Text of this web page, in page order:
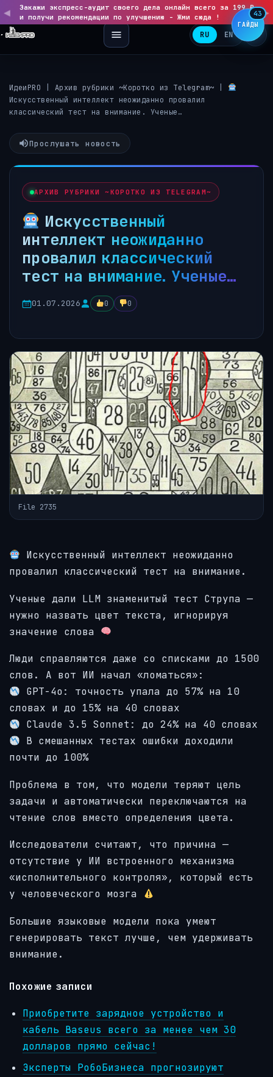
◀
Закажи экспресс-аудит своего дела онлайн всего за 199 ₽
и получи рекомендации по улучшению - Жми сюда !
▶
RU EN
ИдеиPRO Архив рубрики ~Коротко из Telegram~
Искусственный интеллект неожиданно провалил
классический тест на внимание. Ученые…
Прослушать новость
АРХИВ РУБРИКИ ~КОРОТКО ИЗ TELEGRAM~
Искусственный
интеллект неожиданно
провалил классический
тест на внимание. Ученые…
01.07.2026 0 0
File 2735
Искусственный интеллект неожиданно
провалил классический тест на внимание.
Ученые дали LLM знаменитый тест Струпа —
нужно назвать цвет текста, игнорируя
значение слова
Люди справляются даже со списками до 1500
слов. А вот ИИ начал «ломаться»:
GPT-4o: точность упала до 57% на 10
словах и до 15% на 40 словах
Claude 3.5 Sonnet: до 24% на 40 словах
В смешанных тестах ошибки доходили
почти до 100%
Проблема в том, что модели теряют цель
задачи и автоматически переключаются на
чтение слов вместо определения цвета.
Исследователи считают, что причина —
отсутствие у ИИ встроенного механизма
«исполнительного контроля», который есть
у человеческого мозга
Большие языковые модели пока умеют
генерировать текст лучше, чем удерживать
внимание.
Похожие записи
Приобретите зарядное устройство и
кабель Baseus всего за менее чем 30
долларов прямо сейчас!
Эксперты РобоБизнеса прогнозируют
ГАЙДЫ
43